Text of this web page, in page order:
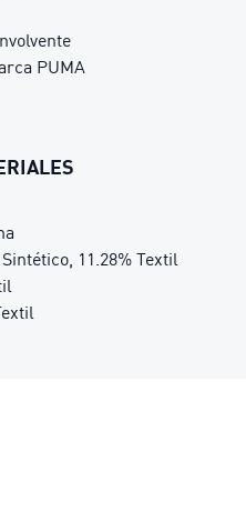
PUMA
11.28% Textil